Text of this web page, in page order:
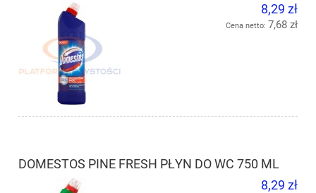
8,29 zł
Cena netto: 7,68 zł
DOMESTOS PINE FRESH PŁYN DO WC 750 ML
8,29 zł